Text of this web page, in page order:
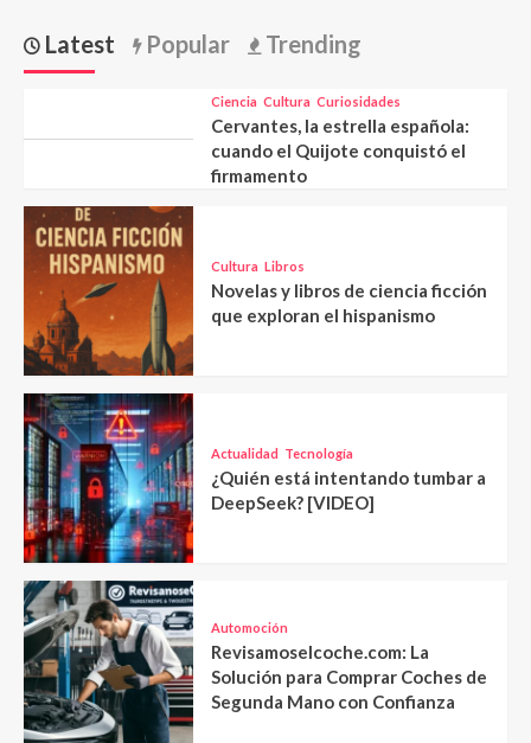
Latest Popular Trending
Ciencia Cultura Curiosidades
Cervantes, la estrella española:
cuando el Quijote conquistó el
firmamento
Cultura Libros
Novelas y libros de ciencia ficción
que exploran el hispanismo
Actualidad Tecnología
¿Quién está intentando tumbar a
DeepSeek? [VIDEO]
Automoción
Revisamoselcoche.com: La
Solución para Comprar Coches de
Segunda Mano con Confianza